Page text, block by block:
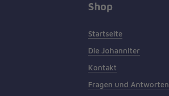
Shop
Startseite
Die Johanniter
Kontakt
Fragen und Antworten